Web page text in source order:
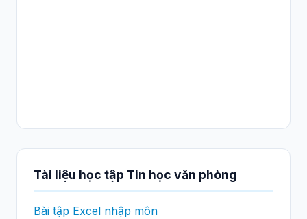
Tài liệu học tập Tin học văn phòng
Bài tập Excel nhập môn